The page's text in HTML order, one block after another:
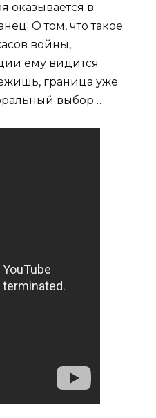
оказывается в
О том, что такое
войны,
ему видится
граница уже
выбор…